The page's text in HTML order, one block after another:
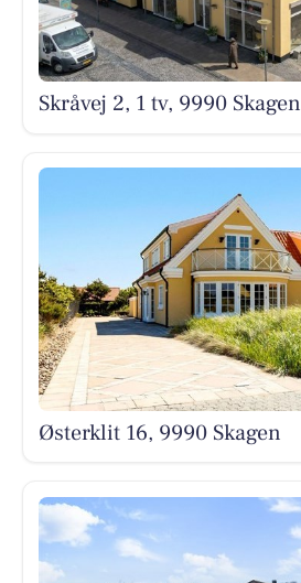
Skråvej 2, 1 tv, 9990 Skagen
Østerklit 16, 9990 Skagen